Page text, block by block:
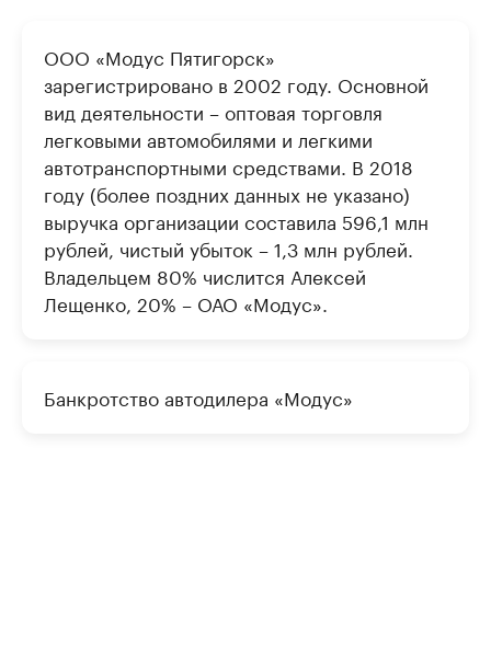
ООО «Модус Пятигорск»
зарегистрировано в 2002 году. Основной
вид деятельности – оптовая торговля
легковыми автомобилями и легкими
автотранспортными средствами. В 2018
году (более поздних данных не указано)
выручка организации составила 596,1 млн
рублей, чистый убыток – 1,3 млн рублей.
Владельцем 80% числится Алексей
Лещенко, 20% – ОАО «Модус».
Банкротство автодилера «Модус»